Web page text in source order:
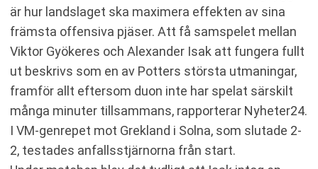
är hur landslaget ska maximera effekten av sina
främsta offensiva pjäser. Att få samspelet mellan
Viktor Gyökeres och Alexander Isak att fungera fullt
ut beskrivs som en av Potters största utmaningar,
framför allt eftersom duon inte har spelat särskilt
många minuter tillsammans, rapporterar Nyheter24.
I VM-genrepet mot Grekland i Solna, som slutade 2-
2, testades anfallsstjärnorna från start.